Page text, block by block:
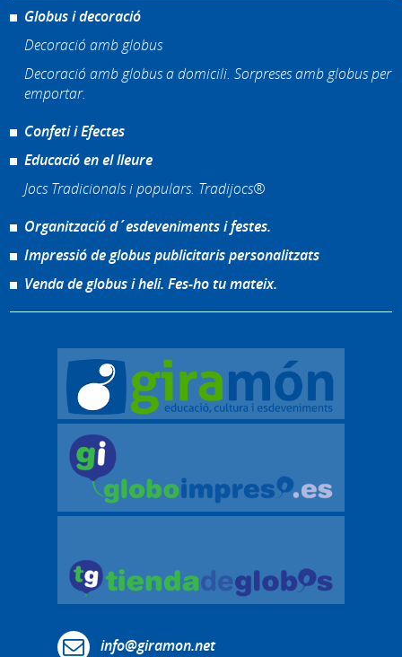
Globus i decoració
Decoració amb globus
Decoració amb globus a domicili. Sorpreses amb globus per
emportar.
Confeti i Efectes
Educació en el lleure
Jocs Tradicionals i populars. Tradijocs®
Organització d´esdeveniments i festes.
Impressió de globus publicitaris personalitzats
Venda de globus i heli. Fes-ho tu mateix.
info@giramon.net